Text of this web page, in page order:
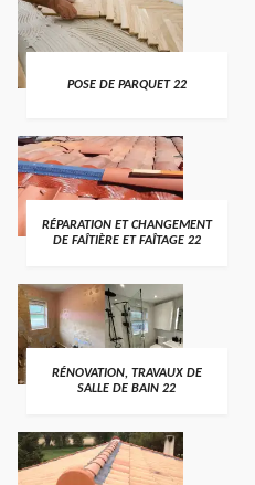
POSE DE PARQUET 22
RÉPARATION ET CHANGEMENT
DE FAÎTIÈRE ET FAÎTAGE 22
RÉNOVATION, TRAVAUX DE
SALLE DE BAIN 22